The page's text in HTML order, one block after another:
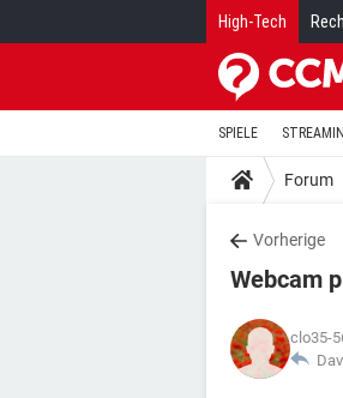
High-Tech
SPIELE
Forum
Vorherige
Webcam
clo35-